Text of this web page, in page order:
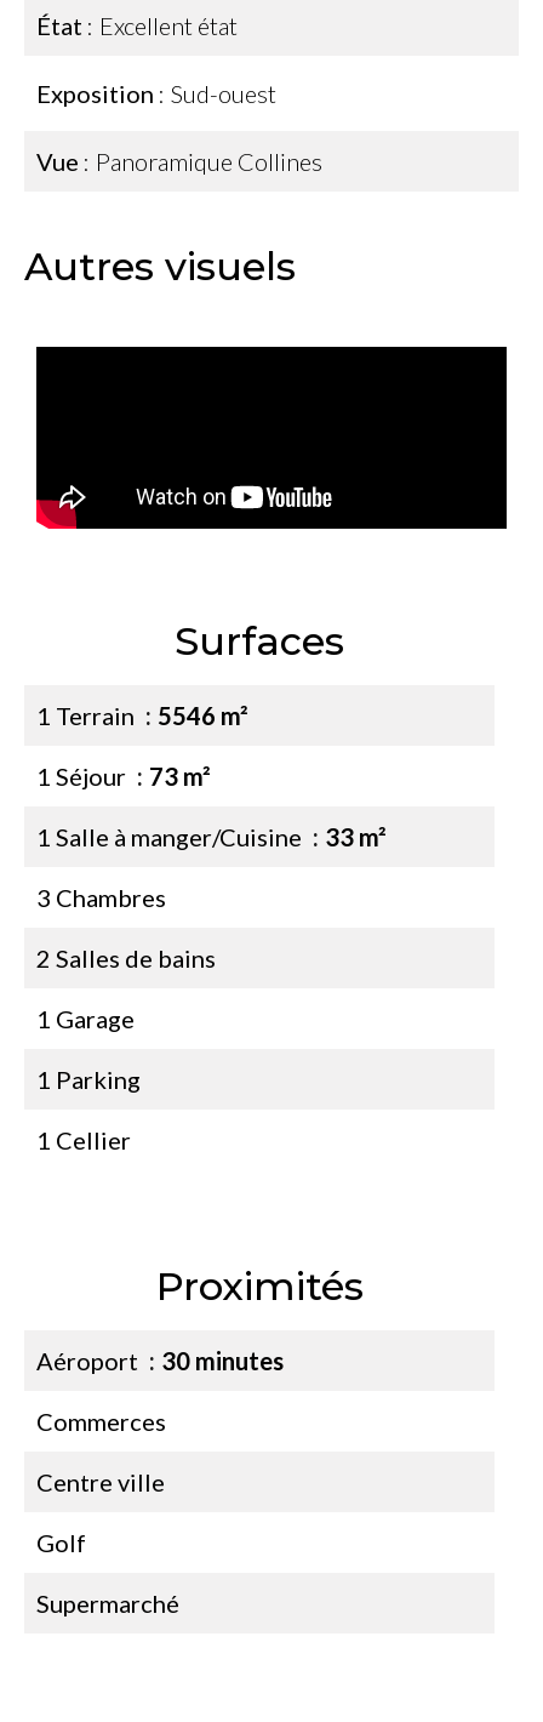
État Excellent état
Exposition Sud-ouest
Vue Panoramique Collines
Autres visuels
Surfaces
1 Terrain 5546 m²
1 Séjour 73 m²
1 Salle à manger/Cuisine 33 m²
3 Chambres
2 Salles de bains
1 Garage
1 Parking
1 Cellier
Proximités
Aéroport 30 minutes
Commerces
Centre ville
Golf
Supermarché